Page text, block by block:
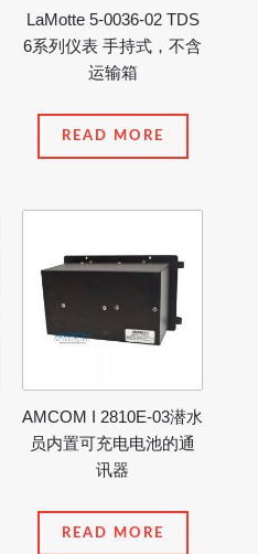
LaMotte 5-0036-02 TDS
6系列仪表 手持式，不含
运输箱
READ MORE
AMCOM I 2810E-03潜水
员内置可充电电池的通
讯器
READ MORE